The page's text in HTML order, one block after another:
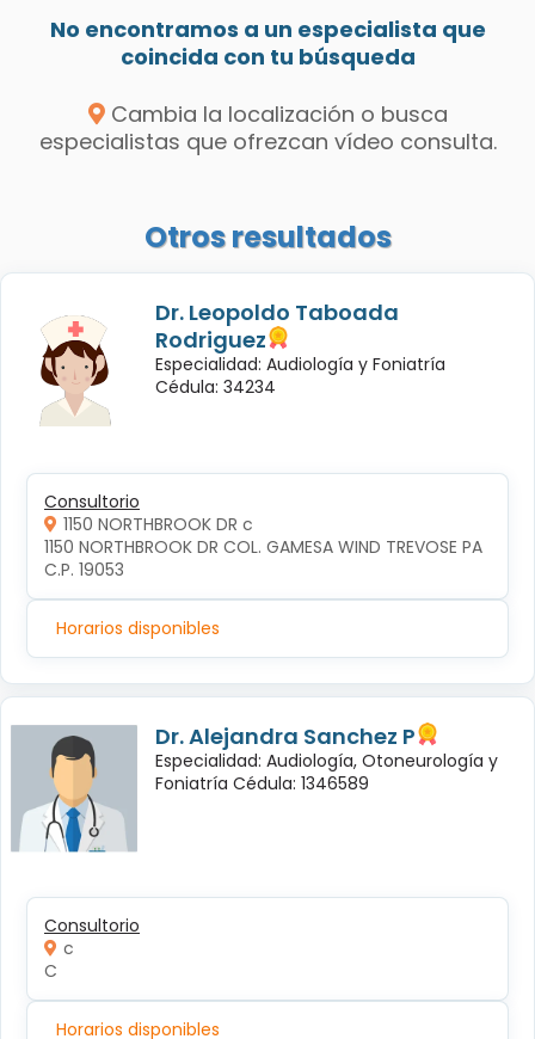
No encontramos a un especialista que
coincida con tu búsqueda
Cambia la localización o busca
especialistas que ofrezcan vídeo consulta.
Otros resultados
Dr. Leopoldo Taboada
Rodriguez
Especialidad: Audiología y Foniatría
Cédula: 34234
Consultorio
1150 NORTHBROOK DR c
1150 NORTHBROOK DR COL. GAMESA WIND TREVOSE PA
C.P. 19053
Horarios disponibles
Dr. Alejandra Sanchez P
Especialidad: Audiología, Otoneurología y
Foniatría Cédula: 1346589
Consultorio
c
C
Horarios disponibles